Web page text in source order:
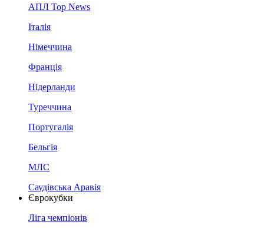
АПЛ Top News
Італія
Німеччина
Франція
Нідерланди
Туреччина
Португалія
Бельгія
МЛС
Саудівська Аравія
Єврокубки
Ліга чемпіонів